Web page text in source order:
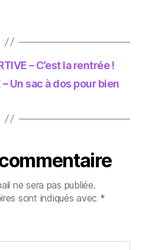
– C’est la rentrée !
– Un sac à dos pour bien
ne sera pas publiée.
sont indiqués avec *